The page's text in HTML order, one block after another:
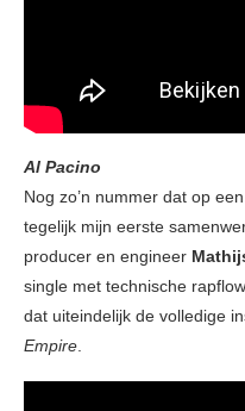
Al Pacino
Nog zo’n nummer dat op
tegelijk mijn eerste
producer en engineer
single met technische
dat uiteindelijk de volledige
Empire.